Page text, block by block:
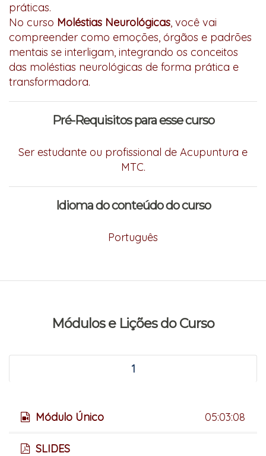
práticas.
No curso Moléstias Neurológicas, você vai
compreender como emoções, órgãos e padrões
mentais se interligam, integrando os conceitos
das moléstias neurológicas de forma prática e
transformadora.
Pré-Requisitos para esse curso
Ser estudante ou profissional de Acupuntura e
MTC.
Idioma do conteúdo do curso
Português
Módulos e Lições do Curso
1
05:03:08
Módulo Único
SLIDES